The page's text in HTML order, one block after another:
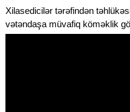
Xilasedicilər tərəfindən
vətəndaşa müvafiq köməklik